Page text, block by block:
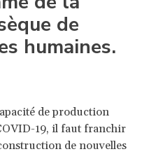
de
humaines.
de production
19, il faut franchir
de nouvelles